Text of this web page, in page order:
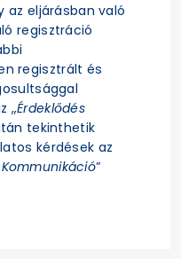
az eljárásban való
regisztráció
regisztrált és
„Érdeklődés
tekinthetik
kérdések az
Kommunikáció”